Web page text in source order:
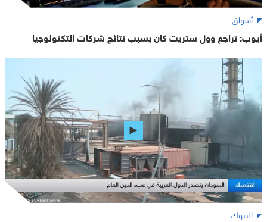
أسواق
أيوب: تراجع وول ستريت كان بسبب نتائج شركات التكنولوجيا
البنوك